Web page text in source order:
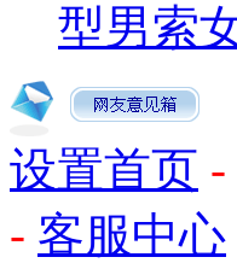
型男索
设置首页 -
- 客服中心